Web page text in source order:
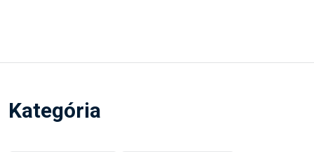
Kategória